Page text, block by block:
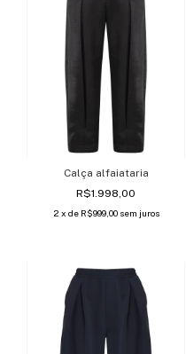
Calça alfaiataria
R$1.998,00
2 x de R$999,00 sem juros